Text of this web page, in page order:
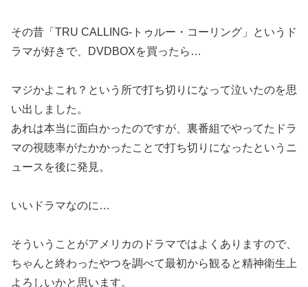
その昔「TRU CALLING-トゥルー・コーリング」というド
ラマが好きで、DVDBOXを買ったら…
マジかよこれ？という所で打ち切りになって泣いたのを思
い出しました。
あれは本当に面白かったのですが、裏番組でやってたドラ
マの視聴率がたかかったことで打ち切りになったというニ
ュースを後に発見。
いいドラマなのに…
そういうことがアメリカのドラマではよくありますので、
ちゃんと終わったやつを調べて最初から観ると精神衛生上
よろしいかと思います。